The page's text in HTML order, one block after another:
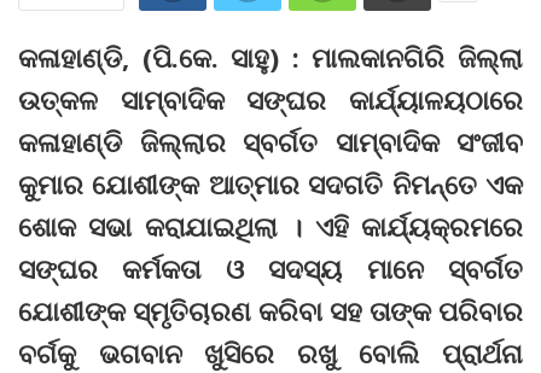
କଳାହାଣ୍ଡି, (ପି.କେ. ସାହୁ) : ମାଲକାନଗିରି ଜିଲ୍ଲା
ଉତ୍କଳ ସାମ୍ବାଦିକ ସଙ୍ଘର କାର୍ଯ୍ୟାଳୟଠାରେ
କଳାହାଣ୍ଡି ଜିଲ୍ଲାର ସ୍ବର୍ଗତ ସାମ୍ବାଦିକ ସଂଜୀବ
କୁମାର ଯୋଶୀଙ୍କ ଆତ୍ମାର ସଦଗତି ନିମନ୍ତେ ଏକ
ଶୋକ ସଭା କରାଯାଇଥିଲା । ଏହି କାର୍ଯ୍ୟକ୍ରମରେ
ସଙ୍ଘର କର୍ମକତା ଓ ସଦସ୍ୟ ମାନେ ସ୍ବର୍ଗତ
ଯୋଶୀଙ୍କ ସ୍ମୃତିଚାରଣ କରିବା ସହ ତାଙ୍କ ପରିବାର
ବର୍ଗକୁ ଭଗବାନ ଖୁସିରେ ରଖୁ ବୋଲି ପ୍ରାର୍ଥନା